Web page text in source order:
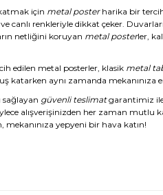
için metal posterharika bir
renkleriyle dikkat çeker.
netliğini koruyan metal posterler,
edilen metal posterler, klasik metal
katarken aynı zamanda mekanınıza
sağlayan güvenli teslimatgarantimiz
alışverişinizden her zaman mutlu
yepyeni bir hava katın!